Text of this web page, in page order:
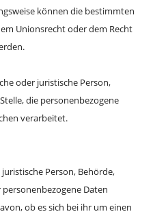
können die bestimmten
Unionsrecht oder dem Recht
oder juristische Person,
die personenbezogene
verarbeitet.
Person, Behörde,
Daten
ob es sich bei ihr um einen